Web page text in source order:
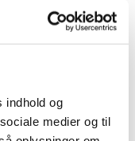
indhold og
medier og til
af
fra